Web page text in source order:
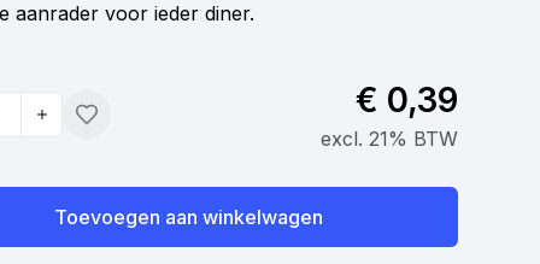
aanrader voor ieder diner.
Toevoegen
€ 0,39
excl. 21% BTW
Toevoegen aan winkelwagen